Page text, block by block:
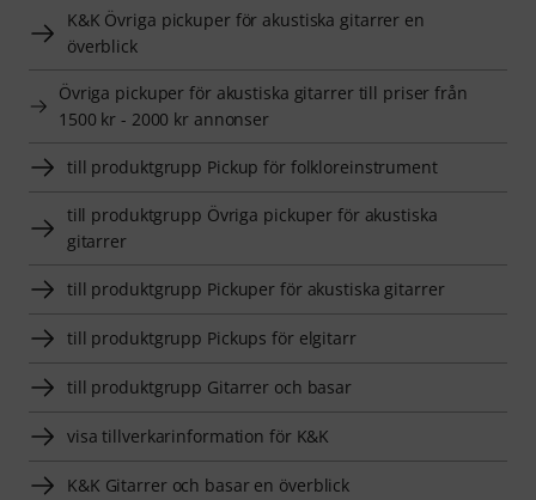
K&K Övriga pickuper för akustiska gitarrer en
överblick
Övriga pickuper för akustiska gitarrer till priser från
1500 kr - 2000 kr annonser
till produktgrupp Pickup för folkloreinstrument
till produktgrupp Övriga pickuper för akustiska
gitarrer
till produktgrupp Pickuper för akustiska gitarrer
till produktgrupp Pickups för elgitarr
till produktgrupp Gitarrer och basar
visa tillverkarinformation för K&K
K&K Gitarrer och basar en överblick